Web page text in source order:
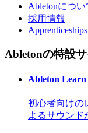
Abletonについ
採用情報
Apprenticeships
Abletonの特設サ
Ableton Learn
初心者向けの
よるサウンド